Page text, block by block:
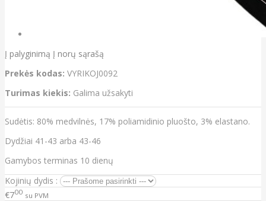
Į palyginimą Į norų sąrašą
Prekės kodas: VYRIKOJ0092
Turimas kiekis: Galima užsakyti
Sudėtis: 80% medvilnės, 17% poliamidinio pluošto, 3% elastano.
Dydžiai 41-43 arba 43-46
Gamybos terminas 10 dienų
Kojinių dydis :
€700 su PVM